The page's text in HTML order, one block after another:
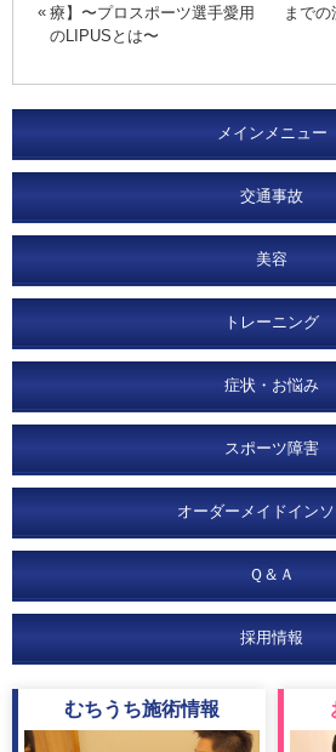
療】〜プロスポーツ選手愛用
のLIPUSとは〜
までの
メインメニュー
交通事故
美容
トレーニング
症状・お悩み
スポーツ障害
オーダーメイドイン
Ｑ＆Ａ
採用情報
むちうち施術情報